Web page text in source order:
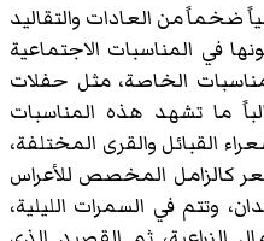
ضخماً من العادات والتقاليد
في المناسبات الاجتماعية
الخاصة، مثل حفلات
ما تشهد هذه المناسبات
القبائل والقرى المختلفة،
كالزامل المخصص للأعراس
وتتم في السمرات الليلية،